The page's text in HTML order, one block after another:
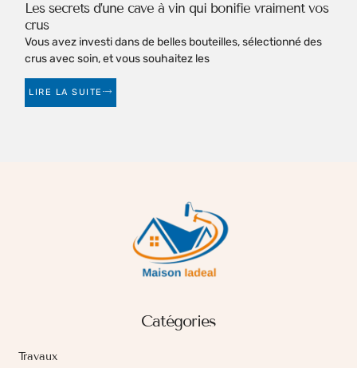
Les secrets d’une cave à vin qui bonifie vraiment vos
crus
Vous avez investi dans de belles bouteilles, sélectionné des
crus avec soin, et vous souhaitez les
LIRE LA SUITE
Catégories
Travaux